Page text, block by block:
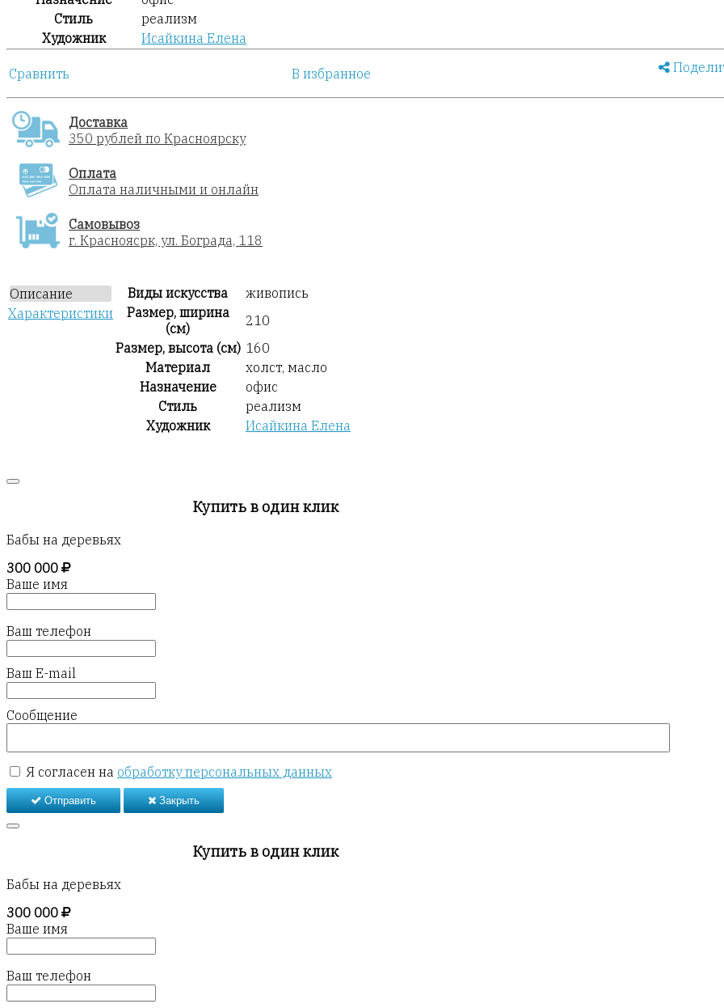
Стиль
реализм
Художник
Исайкина Елена
Сравнить В избранное
Доставка
350 рублей по Красноярску
Оплата
Оплата наличными и онлайн
Самовывоз
г. Красноясрк, ул. Бограда, 118
Описание
Характеристики
Виды искусства
живопись
Размер, ширина
(см)
210
Размер, высота (см) 160
Материал
холст, масло
Назначение
офис
Стиль
реализм
Художник
Исайкина Елена
Купить в один клик
Бабы на деревьях
300 000
Ваше имя
Ваш телефон
Ваш E-mail
Сообщение
Я согласен на обработку персональных данных
Отправить Закрыть
Купить в один клик
Бабы на деревьях
300 000
Ваше имя
Ваш телефон